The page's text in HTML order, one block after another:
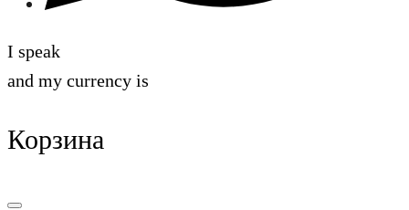
I speak
and my currency is
Корзина